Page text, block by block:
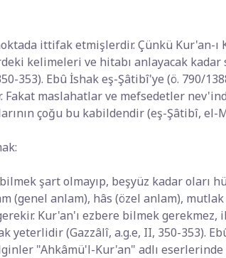
ittifak etmişlerdir. Çünkü Kur'an-
kelimeleri ve hitabı anlayacak
353). Ebû İshak eş-Şâtibî'ye (ö. 790/
Fakat maslahatlar ve mefsedetler
çoğu bu kabildendir (eş-Şâtibî, el-
şart olmayıp, beşyüz kadar
(genel anlam), hâs (özel anlam),
Kur'an'ı ezbere bilmek gerekmez,
yeterlidir (Gazzâlî, a.g.e, II, 350-353).
"Ahkâmü'l-Kur'an" adlı